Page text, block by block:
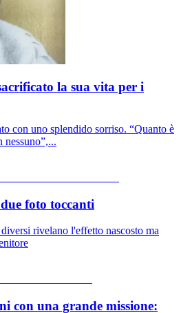
la sua vita per i
con uno splendido sorriso. “Quanto è
nessuno”,...
foto toccanti
rivelano l'effetto nascosto ma
con una grande missione: